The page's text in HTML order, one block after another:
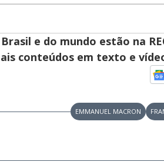
e do mundo estão na
conteúdos em texto e
EMMANUEL MACRON